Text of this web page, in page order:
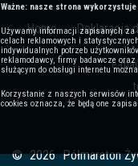
Home Deklaracja
e-
© 2026 Półmaraton
Ważne: nasze strona
Używamy informacji zapisanych za
celach reklamowych i
indywidualnych potrzeb
reklamodawcy, firmy badawcze
służącym do obsługi internetu
Korzystanie z naszych serwisów
cookies oznacza, że będą one